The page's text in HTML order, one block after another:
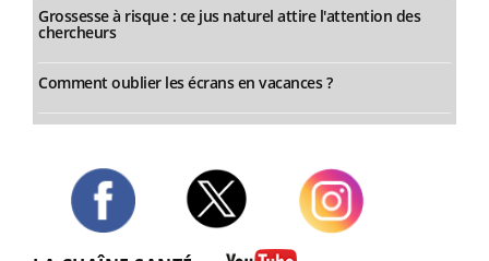
Grossesse à risque : ce jus naturel attire l'attention des
chercheurs
Comment oublier les écrans en vacances ?